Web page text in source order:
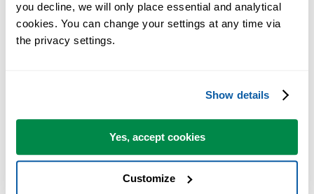
you decline, we will only place essential and analytical
cookies. You can change your settings at any time via
the privacy settings.
Show details
Yes, accept cookies
Customize
Praktische tools die veel Excel-gebruikers in Excel missen.
Bespaar tijd in Excel. Snel en eenvoudig.